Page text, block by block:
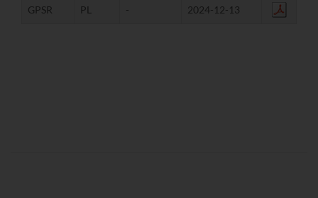
GPSR PL - 2024-12-13